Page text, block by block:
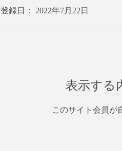
登録日： 2022年7月22日
表示する
このサイト会員が